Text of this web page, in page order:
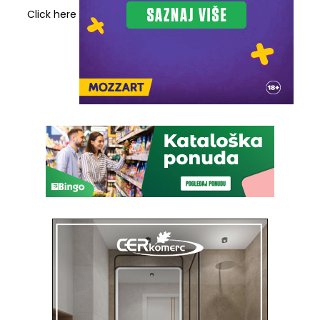
Click here